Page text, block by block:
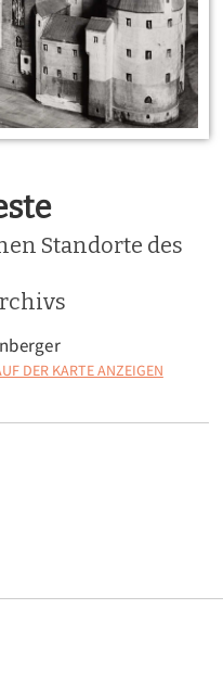
Standorte des
DER KARTE ANZEIGEN